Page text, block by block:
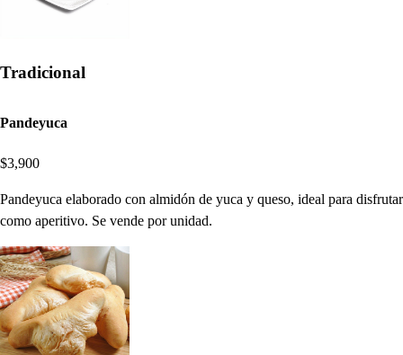
Tradicional
Pandeyuca
$3,900
Pandeyuca elaborado con almidón de yuca y queso, ideal para disfrutar
como aperitivo. Se vende por unidad.